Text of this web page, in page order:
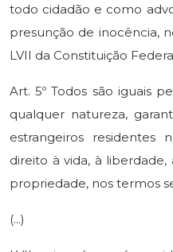
todo cidadão e como
presunção de inocência,
LVII da Constituição
Art. 5º Todos são iguais
qualquer natureza,
estrangeiros residentes
direito à vida, à liberdade,
propriedade, nos termos
(...)